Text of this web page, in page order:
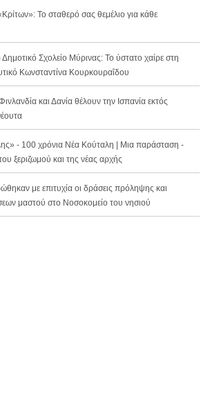
Το σταθερό σας θεμέλιο για κάθε
Σχολείο Μύρινας: Το ύστατο χαίρε στη
Κωνσταντίνα Κουρκουραΐδου
και Δανία θέλουν την Ισπανία εκτός
- 100 χρόνια Νέα Κούταλη | Μια παράσταση -
ξεριζωμού και της νέας αρχής
με επιτυχία οι δράσεις πρόληψης και
μαστού στο Νοσοκομείο του νησιού